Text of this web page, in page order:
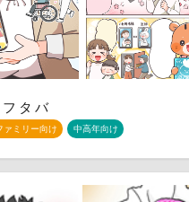
フタバ
ァミリー向け 中高年向け